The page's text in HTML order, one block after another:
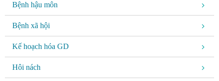
Bệnh hậu môn
Bệnh xã hội
Kế hoạch hóa GD
Hôi nách